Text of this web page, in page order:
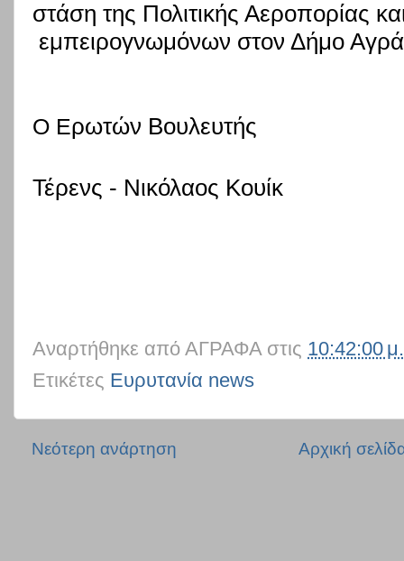
στάση της Πολιτικής Αεροπορίας
εμπειρογνωμόνων στον Δήμο
Ο Ερωτών Βουλευτής
Τέρενς - Νικόλαος Κουίκ
Αναρτήθηκε από ΑΓΡΑΦΑ στις 10:42:00
Ετικέτες Ευρυτανία news
Νεότερη ανάρτηση Αρχική